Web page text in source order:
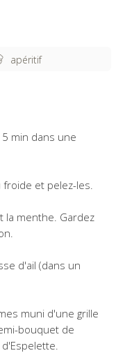
apéritif
min dans une
froide et pelez-les.
la menthe. Gardez
d'ail (dans un
muni d'une grille
bouquet de